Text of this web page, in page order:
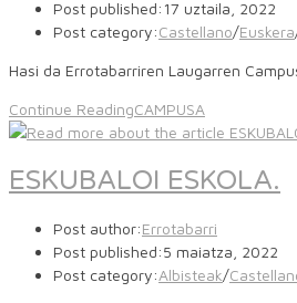
Post published: 17 uztaila, 2022
Post category:Castellano/Euskera
Hasi da Errotabarriren Laugarren
Continue ReadingCAMPUSA
ESKUBALOI ESKOLA.
Post author:Errotabarri
Post published:5 maiatza, 2022
Post category:Albisteak/